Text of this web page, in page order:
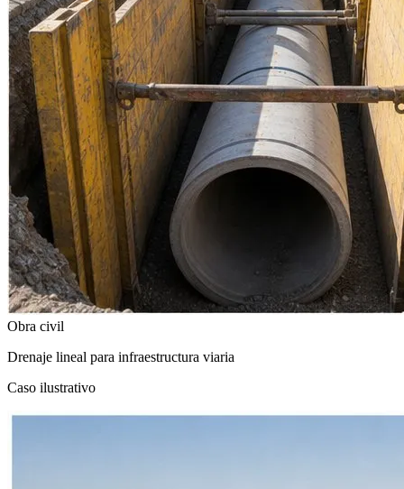
Obra civil
Drenaje lineal para infraestructura viaria
Caso ilustrativo